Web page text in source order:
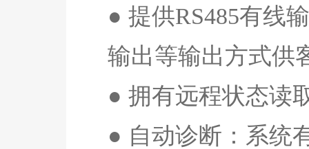
● 提供RS485有线
输出等输出方式供
● 拥有远程状态读
● 自动诊断：系统